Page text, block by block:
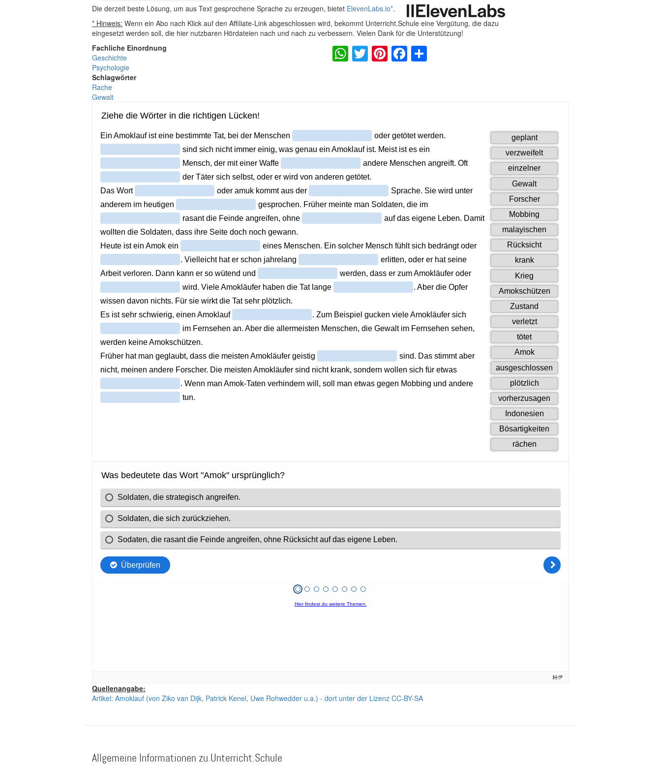
Die derzeit beste Lösung, um aus Text gesprochene Sprache zu erzeugen, bietet ElevenLabs.io*.
* Hinweis: Wenn ein Abo nach Klick auf den Affiliate-Link abgeschlossen wird, bekommt Unterricht.Schule eine Vergütung, die dazu
eingesetzt werden soll, die hier nutzbaren Hördateien nach und nach zu verbessern. Vielen Dank für die Unterstützung!
Fachliche Einordnung
Geschichte
Psychologie
Schlagwörter
Rache
Gewalt
WhatsApp
Twitter
Pinterest
Facebook
Quellenangabe:
Artikel: Amoklauf (von Ziko van Dijk, Patrick Kenel, Uwe Rohwedder u.a.) - dort unter der Lizenz CC-BY-SA
Allgemeine Informationen zu Unterricht.Schule